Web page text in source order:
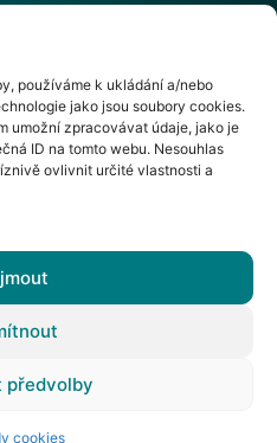
používáme k ukládání a/nebo
jako jsou soubory cookies.
umožní zpracovávat údaje, jako je
ID na tomto webu. Nesouhlas
ovlivnit určité vlastnosti a
předvolby
cookies
– Spolehlivost“